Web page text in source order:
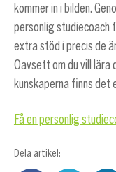
kommer in i bilden.
personlig studiecoach
extra stöd i precis de
Oavsett om du vill lära
kunskaperna finns det
Få en personlig
Dela artikel: